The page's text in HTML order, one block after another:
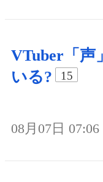
VTuber「声
いる?
15
08月07日 07:06